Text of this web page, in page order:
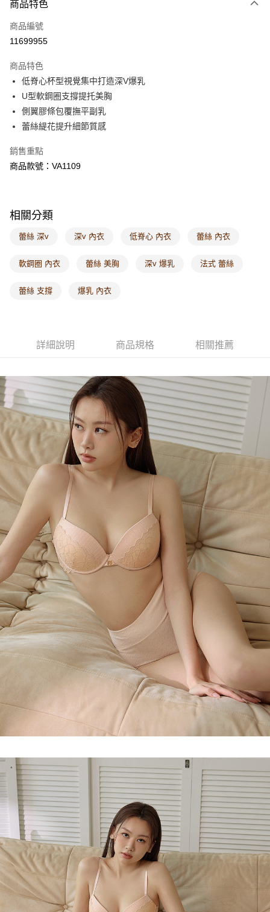
萊爾富取貨付款
付款後萊爾富取貨
每筆NT$60，滿NT$1,000(含以上)免運費
7-11取貨付款
每筆NT$60，滿NT$1,000(含以上)免運費
付款後7-11取貨
每筆NT$60，滿NT$1,000(含以上)免運費
每筆NT$120，滿NT$1,000(含以上)免運費
付款後門市自取
海外配送-港/澳/新/馬/泰國專屬 查看運費
海外配送-其他亞洲地區
商品特色
商品編號
11699955
商品特色
低脊心杯型視覺集中打造深V爆乳
U型軟鋼圈支撐提托美胸
側翼膠條包覆撫平副乳
蕾絲緹花提升細節質感
銷售重點
商品款號：VA1109
相關分類
蕾絲 深v 深v 內衣 低脊心 內衣 蕾絲 內衣
軟鋼圈 內衣 蕾絲 美胸 深v 爆乳 法式 蕾絲
蕾絲 支撐 爆乳 內衣
詳細說明 商品規格 相關推薦